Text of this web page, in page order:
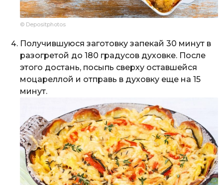
© Depositphotos
Получившуюся заготовку запекай 30 минут в
разогретой до 180 градусов духовке. После
этого достань, посыпь сверху оставшейся
моцареллой и отправь в духовку еще на 15
минут.